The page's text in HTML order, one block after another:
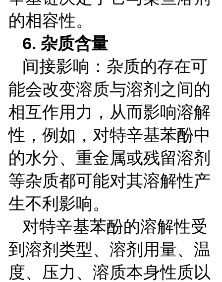
的相容性。
6.杂质含量
间接影响：杂质的存在可
能会改变溶质与溶剂之间的
相互作用力，从而影响溶解
性，例如，对特辛基苯酚中
的水分、重金属或残留溶剂
等杂质都可能对其溶解性产
生不利影响。
对特辛基苯酚的溶解性受
到溶剂类型、溶剂用量、温
度、压力、 溶质本身性质以